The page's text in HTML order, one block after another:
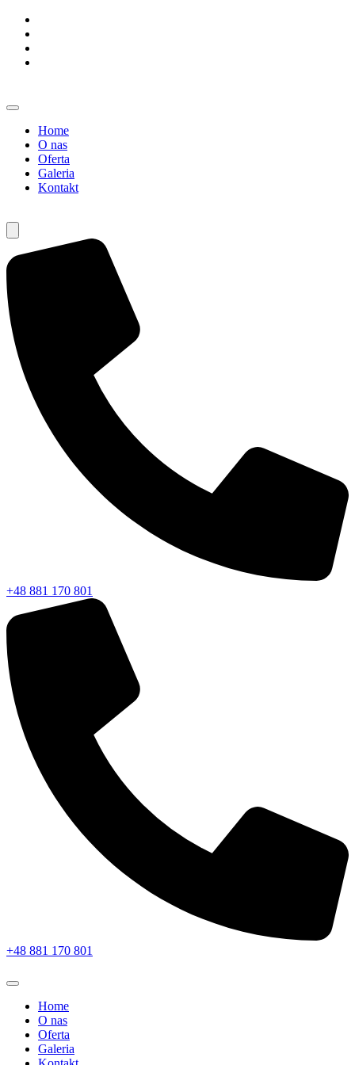
Home
O nas
Oferta
Galeria
Kontakt
+48 881 170 801
+48 881 170 801
Home
O nas
Oferta
Galeria